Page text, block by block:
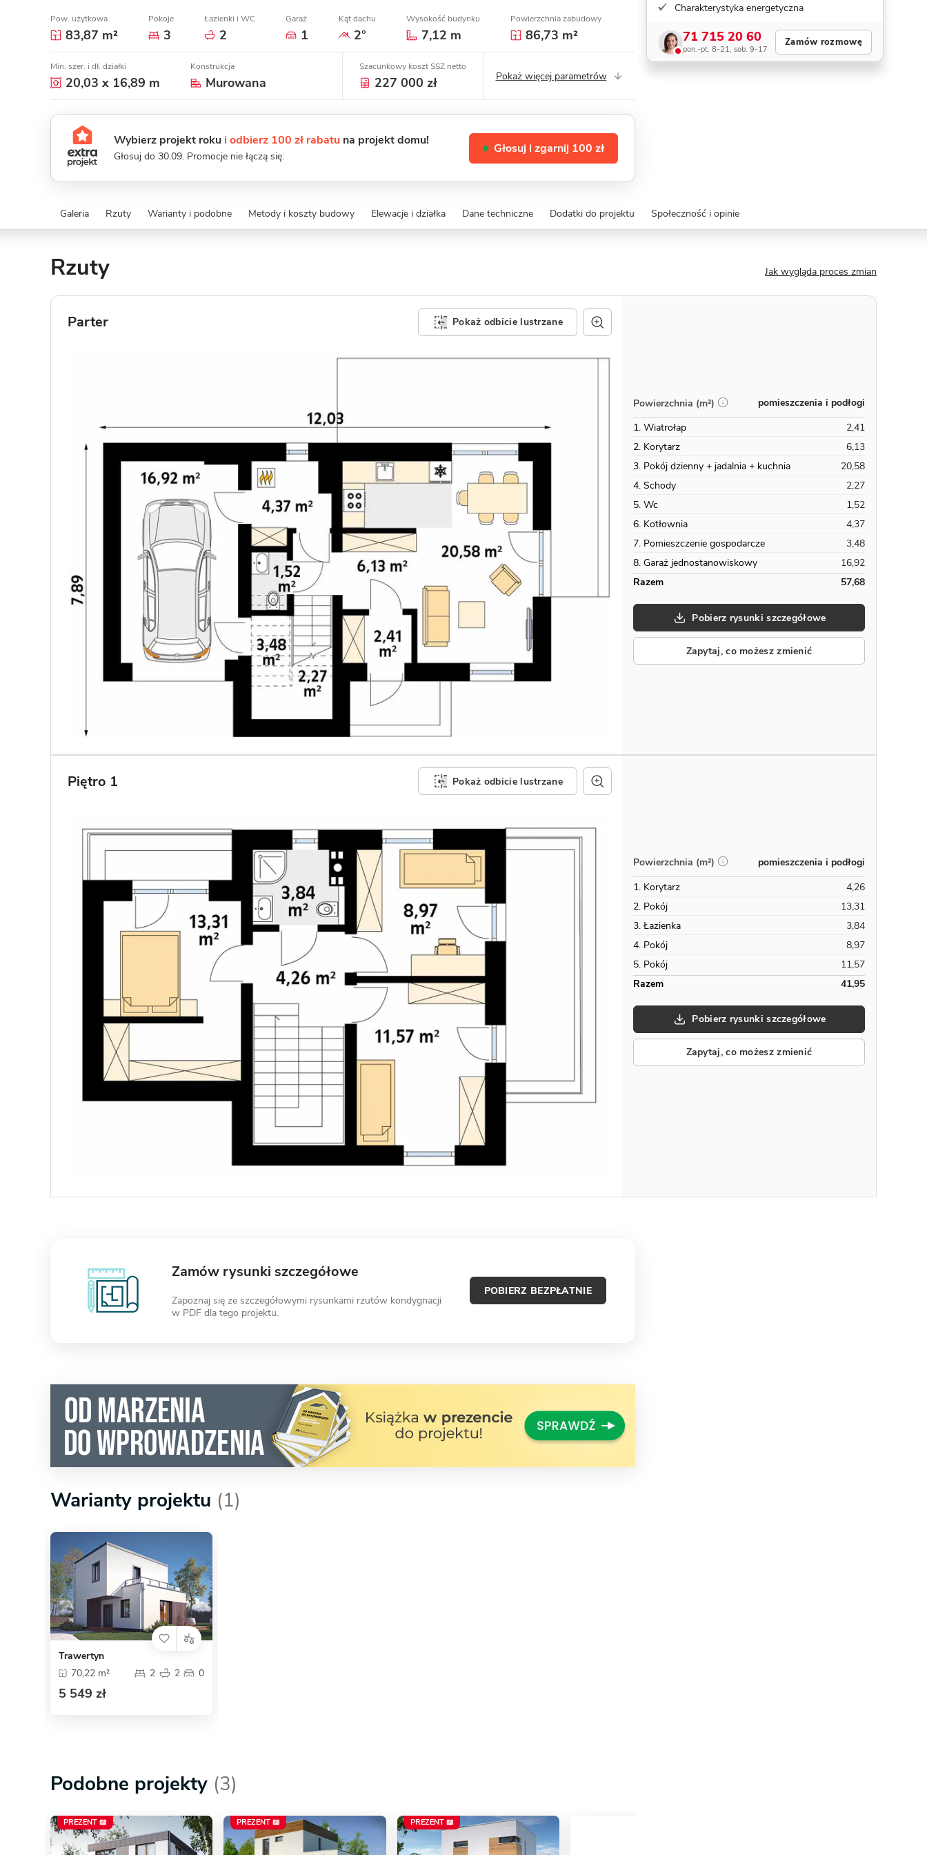
Pow. użytkowa
83,87 m²
Pokoje
3
Łazienki i WC
2
Garaż
1
Kąt dachu
2°
Wysokość budynku
7,12 m
Powierzchnia zabudowy
86,73 m²
Min. szer. i dł. działki
20,03 x 16,89 m
Konstrukcja
Murowana
Szacunkowy koszt SSZ netto
227 000 zł Pokaż więcej parametrów
Wybierz projekt roku i odbierz 100 zł rabatu na projekt domu!
Głosuj do 30.09. Promocje nie łączą się.
Głosuj i zgarnij 100 zł
Charakterystyka energetyczna
71 715 20 60
pon.-pt. 8-21, sob. 9-17
Zamów rozmowę
Galeria Rzuty Warianty i podobne Metody i koszty budowy Elewacje i działka Dane techniczne Dodatki do projektu Społeczność i opinie
Rzuty Jak wygląda proces zmian
Parter Pokaż odbicie lustrzane
Powierzchnia (m²)
pomieszczenia i podłogi
1. Wiatrołap
2,41
2. Korytarz
6,13
3. Pokój dzienny + jadalnia + kuchnia
20,58
4. Schody
2,27
5. Wc
1,52
6. Kotłownia
4,37
7. Pomieszczenie gospodarcze
3,48
8. Garaż jednostanowiskowy
16,92
Razem
57,68
Pobierz rysunki szczegółowe
Zapytaj, co możesz zmienić
Piętro 1 Pokaż odbicie lustrzane
Powierzchnia (m²)
pomieszczenia i podłogi
1. Korytarz
4,26
2. Pokój
13,31
3. Łazienka
3,84
4. Pokój
8,97
5. Pokój
11,57
Razem
41,95
Pobierz rysunki szczegółowe
Zapytaj, co możesz zmienić
Zamów rysunki szczegółowe
Zapoznaj się ze szczegółowymi rysunkami rzutów kondygnacji
w PDF dla tego projektu.
POBIERZ BEZPŁATNIE
Warianty projektu (1)
Trawertyn
70,22 m²
2 2 0
5 549 zł
Podobne projekty (3)
PREZENT 📖 PREZENT 📖 PREZENT 📖